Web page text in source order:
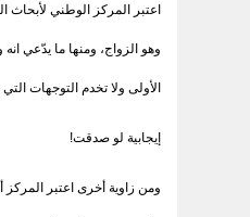
اعتبر المركز الوطني
وهو الزواج، ومنها ما يدّعي
الأولى ولا تخدم التوجهات
إيجابية لو صدقت!
ومن زاوية أخرى اعتبر